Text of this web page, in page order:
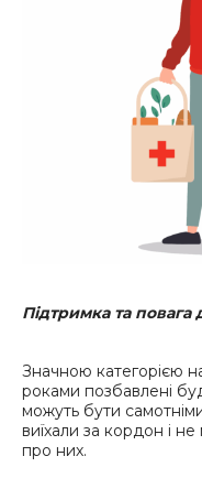
Підтримка та
Значною категорією
роками позбавлені
можуть бути
виїхали за кордон і
про них.